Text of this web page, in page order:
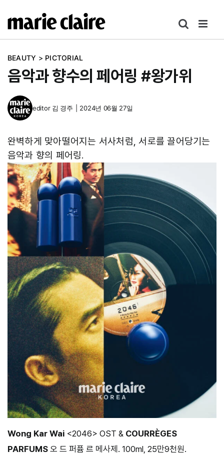
텐
BEAUTY > PICTORIAL
음악과 향수의 페어링 #왕가위
editor 김 경주 2024년 06월 27일
완벽하게 맞아떨어지는 서사처럼, 서로를 끌어당기는
음악과 향의 페어링.
Wong Kar Wai <2046> OST & COURRÈGES
PARFUMS 오 드 퍼퓸 르 메사제. 100ml, 25만9천원.